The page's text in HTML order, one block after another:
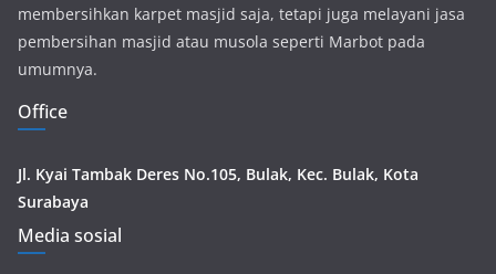
membersihkan karpet masjid saja, tetapi juga melayani jasa
pembersihan masjid atau musola seperti Marbot pada
umumnya.
Office
Jl. Kyai Tambak Deres No.105, Bulak, Kec. Bulak, Kota
Surabaya
Media sosial